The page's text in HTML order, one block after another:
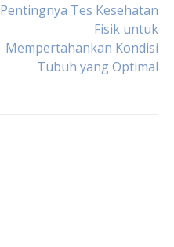
Pentingnya Tes Kesehatan
Fisik untuk
Mempertahankan Kondisi
Tubuh yang Optimal